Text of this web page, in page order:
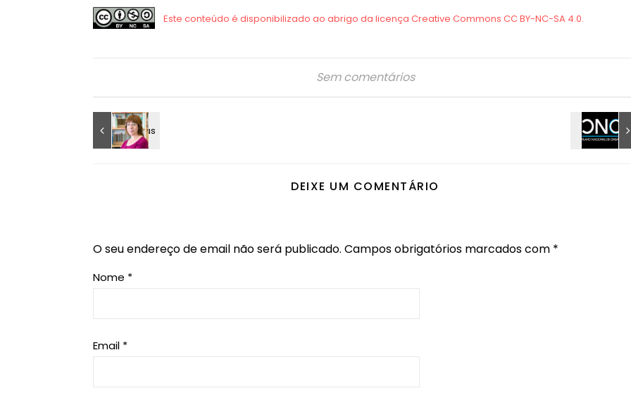
Sem comentários
DEIXE UM COMENTÁRIO
O seu endereço de email não será publicado. Campos obrigatórios marcados com *
Nome *
Email *